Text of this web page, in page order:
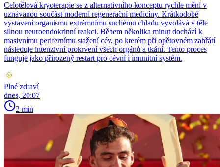
Celotělová kryoterapie se z alternativního konceptu rychle mění v
uznávanou součást moderní regenerační medicíny. Krátkodobé
vystavení organismu extrémnímu suchému chladu vyvolává v těle
silnou neuroendokrinní reakci. Během několika minut dochází k
masivnímu perifernímu stažení cév, po kterém při opětovném zahřátí
následuje intenzivní prokrvení všech orgánů a tkání. Tento proces
funguje jako přirozený restart pro cévní i imunitní systém.
Plné zdraví
dnes, 20:07
2 min